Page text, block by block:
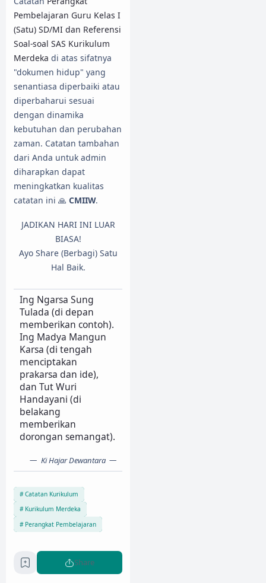
Pembelajaran Guru Kelas I
(Satu) SD/MI dan Referensi
Soal-soal SAS Kurikulum
Merdeka di atas sifatnya
"dokumen hidup" yang
senantiasa diperbaiki atau
diperbaharui sesuai
dengan dinamika
kebutuhan dan perubahan
zaman. Catatan tambahan
dari Anda untuk admin
diharapkan dapat
meningkatkan kualitas
catatan ini 🙏 CMIIW.
JADIKAN HARI INI LUAR
BIASA!
Ayo Share (Berbagi) Satu
Hal Baik.
Ing Ngarsa Sung
Tulada (di depan
memberikan contoh).
Ing Madya Mangun
Karsa (di tengah
menciptakan
prakarsa dan ide),
dan Tut Wuri
Handayani (di
belakang
memberikan
dorongan semangat).
Ki Hajar Dewantara
Catatan Kurikulum
Kurikulum Merdeka
Perangkat Pembelajaran
Share